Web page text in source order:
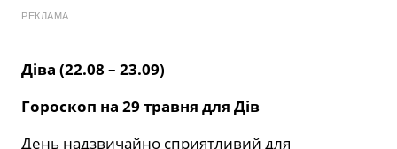
РЕКЛАМА
Діва (22.08 – 23.09)
Гороскоп на 29 травня для Дів
День надзвичайно сприятливий для